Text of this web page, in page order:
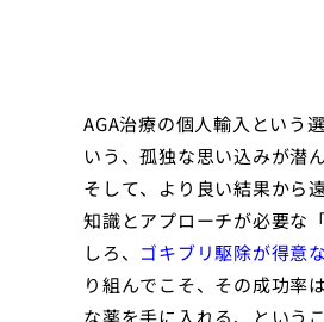
AGA治療の個人輸入という
いう、孤独な思い込みが潜
そして、より良い結果から
知識とアプローチが必要な
しろ、 ゴキブリ駆除が得意
り組んでこそ、その成功率
な薬を手に入れる、という